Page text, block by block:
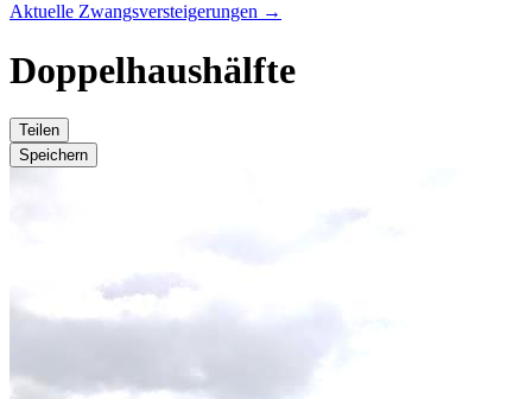
Aktuelle Zwangsversteigerungen →
Doppelhaushälfte
Teilen
Speichern